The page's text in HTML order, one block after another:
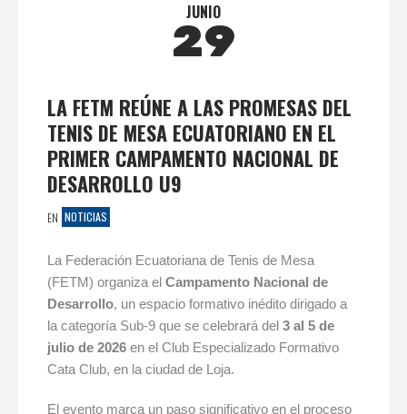
JUNIO
29
LA FETM REÚNE A LAS PROMESAS DEL
TENIS DE MESA ECUATORIANO EN EL
PRIMER CAMPAMENTO NACIONAL DE
DESARROLLO U9
EN NOTICIAS
La Federación Ecuatoriana de Tenis de Mesa
(FETM) organiza el Campamento Nacional de
Desarrollo, un espacio formativo inédito dirigado a
la categoría Sub-9 que se celebrará del 3 al 5 de
julio de 2026en el Club Especializado Formativo
Cata Club, en la ciudad de Loja.
El evento marca un paso significativo en el proceso